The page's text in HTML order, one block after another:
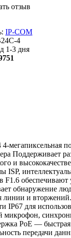
отзыв
IP-COM
4
1-3 дня
мегапиксельная
Поддерживает
и
ISP,
F1.6
обнаружение
линии и
IP67 для
микрофон,
PoE — быстрая
передачи